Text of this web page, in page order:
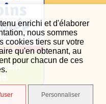
enrichi et d'élaborer
nous sommes
cookies tiers sur votre
qu'en obtenant, au
pour chacun de ces
Personnaliser